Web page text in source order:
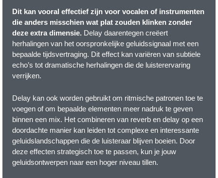
Dit kan vooral effectief zijn voor vocalen of instrumenten
die anders misschien wat plat zouden klinken zonder
deze extra dimensie. Delay daarentegen creëert
herhalingen van het oorspronkelijke geluidssignaal met een
bepaalde tijdsvertraging. Dit effect kan variëren van subtiele
echo’s tot dramatische herhalingen die de luisterervaring
verrijken.
Delay kan ook worden gebruikt om ritmische patronen toe te
voegen of om bepaalde elementen meer nadruk te geven
binnen een mix. Het combineren van reverb en delay op een
doordachte manier kan leiden tot complexe en interessante
geluidslandschappen die de luisteraar blijven boeien. Door
deze effecten strategisch toe te passen, kun je jouw
geluidsontwerpen naar een hoger niveau tillen.